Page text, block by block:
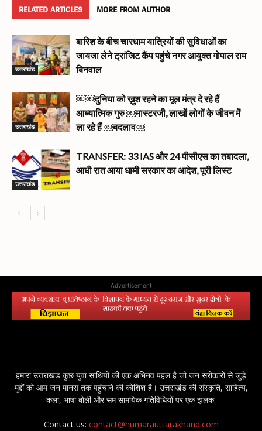
RELATED ARTICLES MORE FROM AUTHOR
उत्तराखंड
बारिश के बीच चारधाम यात्रियों की सुविधाओं का
जायजा लेने ट्रांजिट कैंप पहुंचे नगर आयुक्त गोपाल राम
बिनवाल
उत्तराखंड
￼￼दुनिया को ख़ुश रहने का मूल मंत्र दे रहे हैं
आध्यात्मिक गुरु ￼मास्टरजी, लाखों लोगों के जीवन में
ला रहे हैं ￼बदलाव￼
उत्तराखंड
TRANSFER: 33 IAS और 24 पीसीएस का तबादला,
आधी रात आया धामी सरकार का आदेश, पूरी लिस्ट
Advertisement
हमारा उत्तराखंड कुछ युवा साथियों की एक अभिनव पहल है जो जन सरोकारों से जुड़े
मुद्दों को आम जन मानस तक पहुंचाने की कोशिश है। उत्तराखंड की संस्कृति, साहित्य,
कला, भाषा बोली और सम सामयिक गतिविधियों पर एक झलक.
Contact us: contact@humarauttarakhand.com